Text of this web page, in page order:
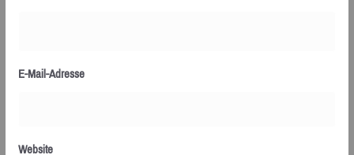
E-Mail-Adresse
Website